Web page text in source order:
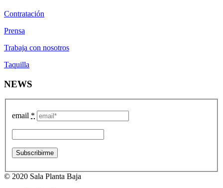
Contratación
Prensa
Trabaja con nosotros
Taquilla
NEWS
email *
© 2020 Sala Planta Baja